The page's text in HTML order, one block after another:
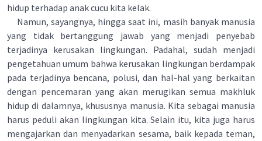
hidup terhadap anak cucu kita kelak.
Namun, sayangnya, hingga saat ini, masih banyak manusia
yang tidak bertanggung jawab yang menjadi penyebab
terjadinya kerusakan lingkungan. Padahal, sudah menjadi
pengetahuan umum bahwa kerusakan lingkungan berdampak
pada terjadinya bencana, polusi, dan hal-hal yang berkaitan
dengan pencemaran yang akan merugikan semua makhluk
hidup di dalamnya, khususnya manusia. Kita sebagai manusia
harus peduli akan lingkungan kita. Selain itu, kita juga harus
mengajarkan dan menyadarkan sesama, baik kepada teman,